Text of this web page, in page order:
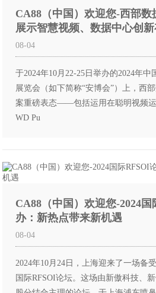
CA88（中国）欢迎您-西部数
展示智慧视频、数据中心创
08-04
于2024年10月22-25日举办的2024年
展览会（如下简称“安博会”）上，西
案重磅表态——包括运用在聪明视频运
WD Pu
CA88（中国）欢迎您-2024
办：新热点带来新机遇
08-04
2024年10月24日，上海迎来了一场
国际RFSOI论坛。这场由新傲科技、